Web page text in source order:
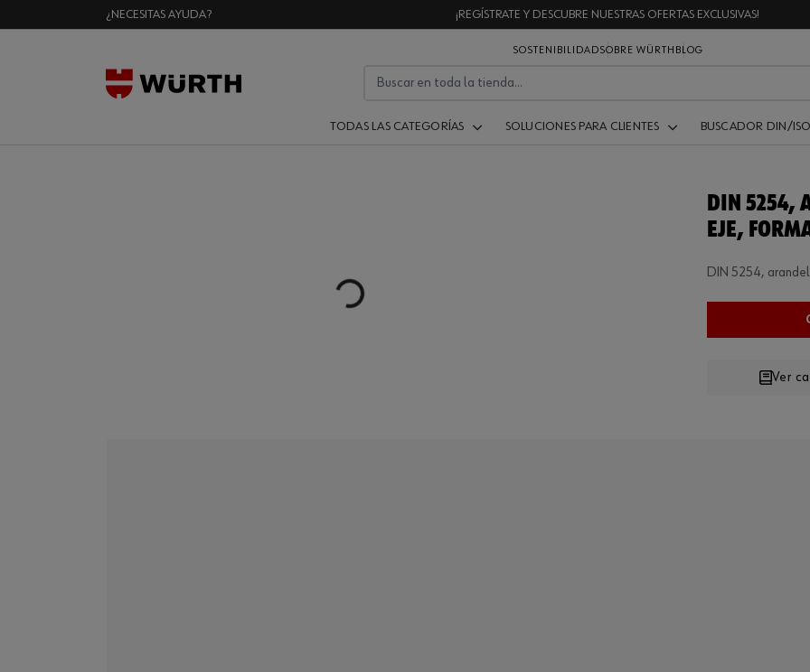
¿NECESITAS AYUDA? ¡REGÍSTRATE Y DESCUBRE NUESTRAS OFERTAS EXCLUSIVAS!
SOSTENIBILIDADSOBRE WÜRTH BLOG
TODAS LAS CATEGORÍAS SOLUCIONES PARA CLIENTES BUSCADOR DIN/ISO
Loading...
DIN 5254,
EJE,
DIN 5254,
Ver